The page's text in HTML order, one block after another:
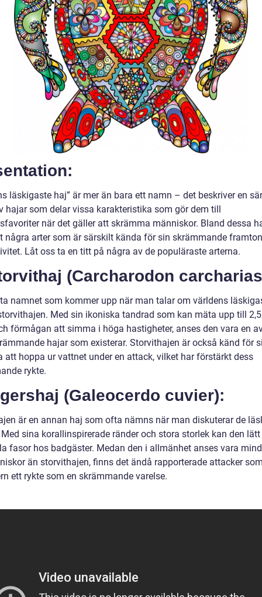
läskigaste haj” är mer än bara ett namn – det beskriver en
hajar som delar vissa karakteristika som gör dem till
när det gäller att skrämma människor. Bland dessa
några arter som är särskilt kända för sin skrämmande
Låt oss ta en titt på några av de populäraste arterna.
(Carcharodon
namnet som kommer upp när man talar om världens
Med sin ikoniska tandrad som kan mäta upp till
förmågan att simma i höga hastigheter, anses den vara en
hajar som existerar. Storvithajen är också känd för
att hoppa ur vattnet under en attack, vilket har förstärkt dess
rykte.
(Galeocerdo cuvier):
är en annan haj som ofta nämns när man diskuterar de
sina korallinspirerade ränder och stora storlek kan den lätt
fasor hos badgäster. Medan den i allmänhet anses vara
än storvithajen, finns det ändå rapporterade attacker
ett rykte som en skrämmande varelse.